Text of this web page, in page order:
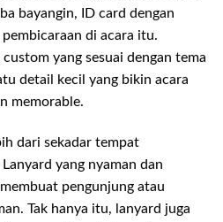
bayangin, ID card dengan
di acara itu.
yang sesuai dengan tema
detail kecil yang bikin acara
memorable.
dari sekadar tempat
yang nyaman dan
pengunjung atau
Tak hanya itu, lanyard juga